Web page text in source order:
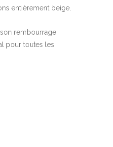
entièrement beige.
rembourrage
pour toutes les